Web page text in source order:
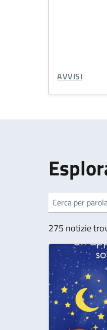
CATEGORIA
AVVISI
cerca
275 notizie